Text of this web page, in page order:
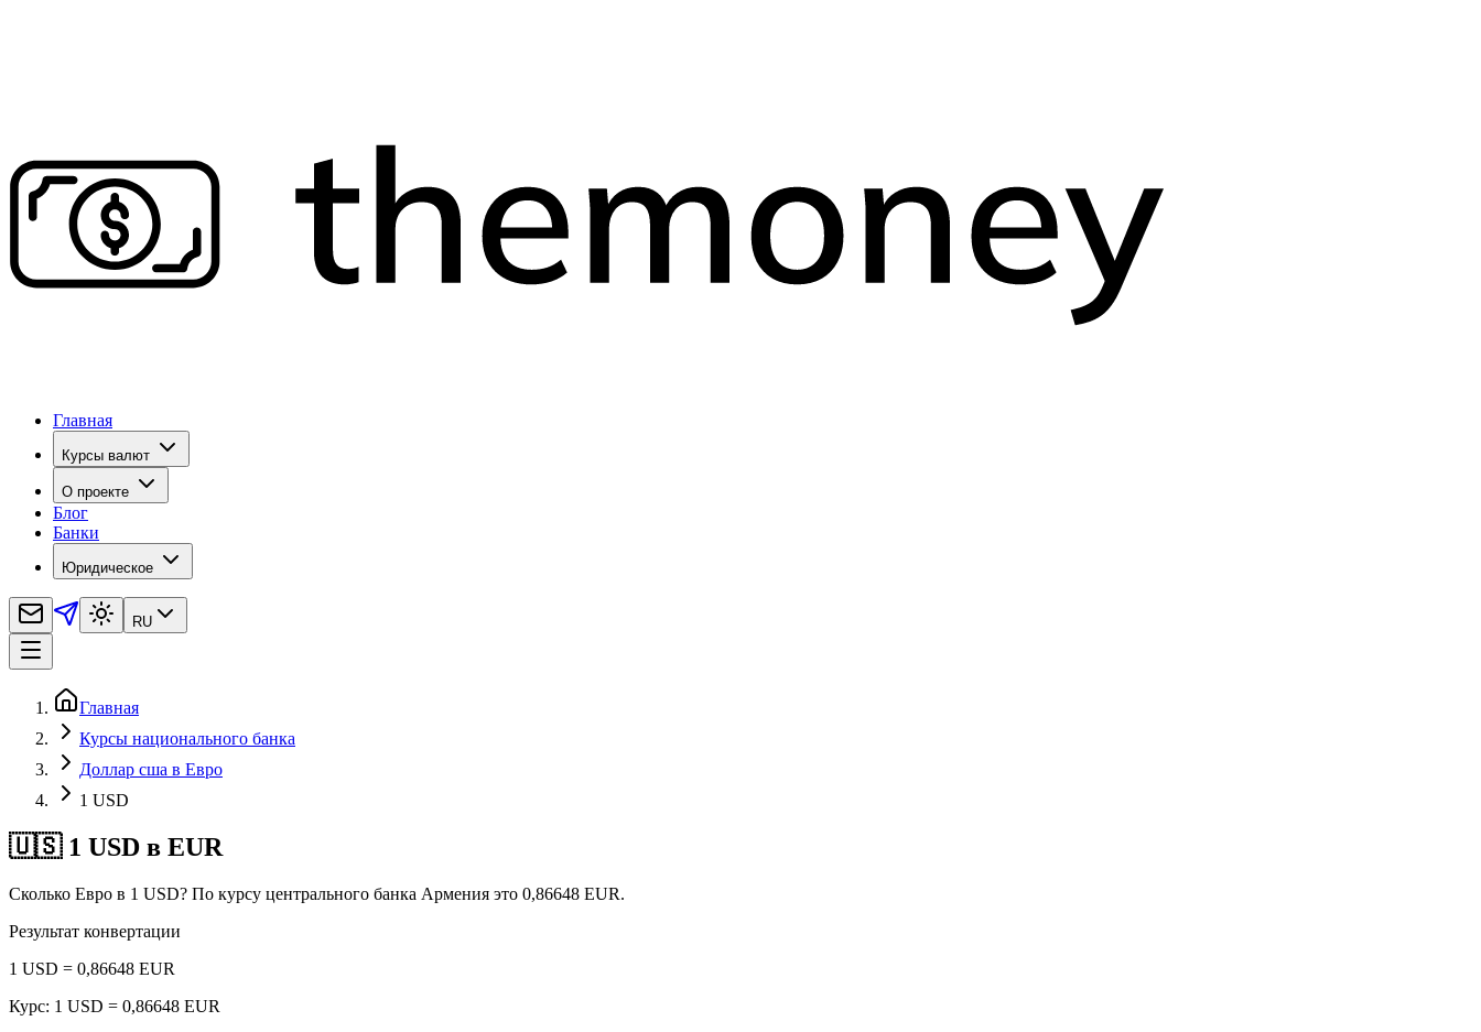
Главная
Курсы валют
О проекте
Блог
Банки
Юридическое
RU
Главная
Курсы национального банка
Доллар сша в Евро
1 USD
🇺🇸 1 USD в EUR
Сколько Евро в 1 USD? По курсу центрального банка Армения это 0,86648 EUR.
Результат конвертации
1 USD = 0,86648 EUR
Курс: 1 USD = 0,86648 EUR